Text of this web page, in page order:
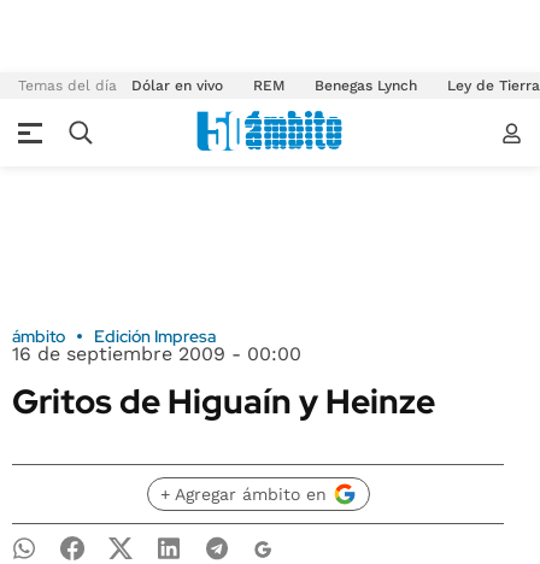
Temas del día Dólar en vivo REM Benegas Lynch Ley de
ámbito Edición Impresa
16 de septiembre 2009 - 00:00
Gritos de Higuaín y Heinze
+ Agregar ámbito en